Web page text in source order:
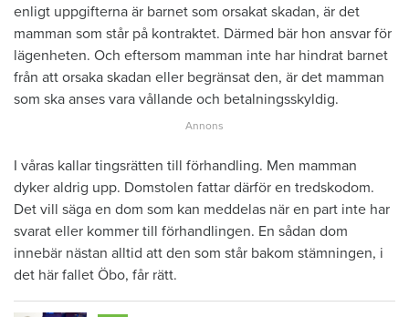
enligt uppgifterna är barnet som orsakat skadan, är det
mamman som står på kontraktet. Därmed bär hon ansvar för
lägenheten. Och eftersom mamman inte har hindrat barnet
från att orsaka skadan eller begränsat den, är det mamman
som ska anses vara vållande och betalningsskyldig.
I våras kallar tingsrätten till förhandling. Men mamman
dyker aldrig upp. Domstolen fattar därför en tredskodom.
Det vill säga en dom som kan meddelas när en part inte har
svarat eller kommer till förhandlingen. En sådan dom
innebär nästan alltid att den som står bakom stämningen, i
det här fallet Öbo, får rätt.